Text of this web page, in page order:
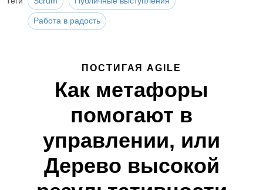
Работа в радость
ПОСТИГАЯ AGILE
Как метафоры
помогают в
управлении, или
Дерево высокой